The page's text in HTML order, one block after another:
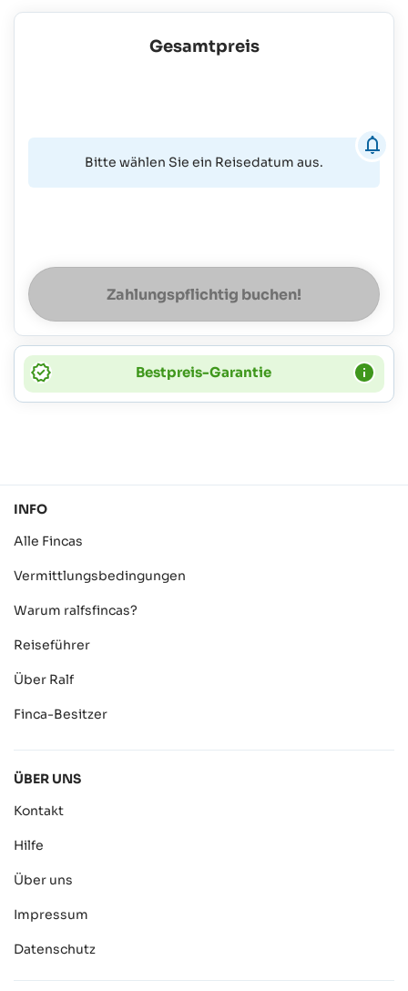
Gesamtpreis
Bitte wählen Sie ein Reisedatum aus.
Zahlungspflichtig buchen!
Bestpreis-Garantie
INFO
Alle Fincas
Vermittlungsbedingungen
Warum ralfsfincas?
Reiseführer
Über Ralf
Finca-Besitzer
ÜBER UNS
Kontakt
Hilfe
Über uns
Impressum
Datenschutz